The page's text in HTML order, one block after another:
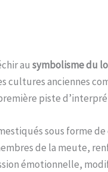
ausymbolisme du
cultures anciennes
piste
sous forme
de la meute,
émotionnelle,